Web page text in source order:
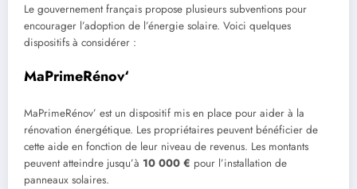
Le gouvernement français propose plusieurs subventions pour
encourager l’adoption de l’énergie solaire. Voici quelques
dispositifs à considérer :
MaPrimeRénov‘
MaPrimeRénov’ est un dispositif mis en place pour aider à la
rénovation énergétique. Les propriétaires peuvent bénéficier de
cette aide en fonction de leur niveau de revenus. Les montants
peuvent atteindre jusqu’à 10 000 € pour l’installation de
panneaux solaires.